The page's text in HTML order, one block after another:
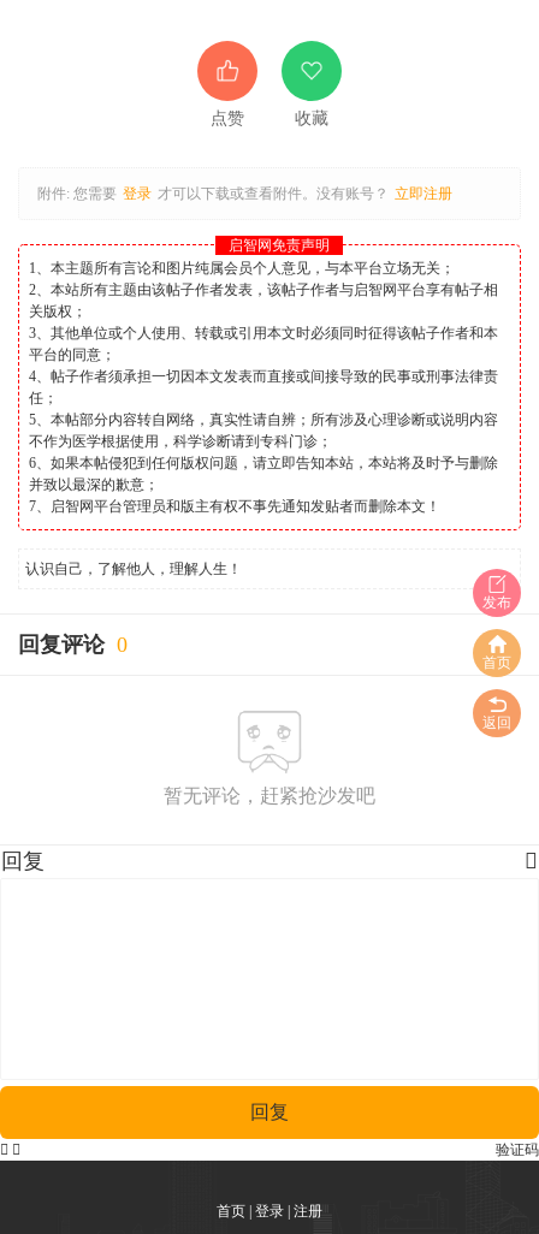
点赞 收藏
附件: 您需要 登录 才可以下载或查看附件。没有账号？ 立即注册
启智网免责声明
1、本主题所有言论和图片纯属会员个人意见，与本平台立场无关；
2、本站所有主题由该帖子作者发表，该帖子作者与启智网平台享有帖子相
关版权；
3、其他单位或个人使用、转载或引用本文时必须同时征得该帖子作者和本
平台的同意；
4、帖子作者须承担一切因本文发表而直接或间接导致的民事或刑事法律责
任；
5、本帖部分内容转自网络，真实性请自辨；所有涉及心理诊断或说明内容
不作为医学根据使用，科学诊断请到专科门诊；
6、如果本帖侵犯到任何版权问题，请立即告知本站，本站将及时予与删除
并致以最深的歉意；
7、启智网平台管理员和版主有权不事先通知发贴者而删除本文！
认识自己，了解他人，理解人生！
回复评论 0
暂无评论，赶紧抢沙发吧
发布
首页
返回

回复
回复
验证码
 
首页 登录 注册